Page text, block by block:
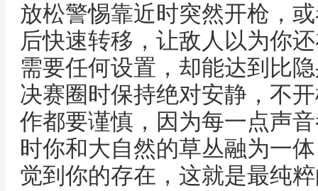
放松警惕靠近时突然开枪，
后快速转移，让敌人以为你
需要任何设置，却能达到比
决赛圈时保持绝对安静，不
作都要谨慎，因为每一点声
时你和大自然的草丛融为一
觉到你的存在，这就是最纯